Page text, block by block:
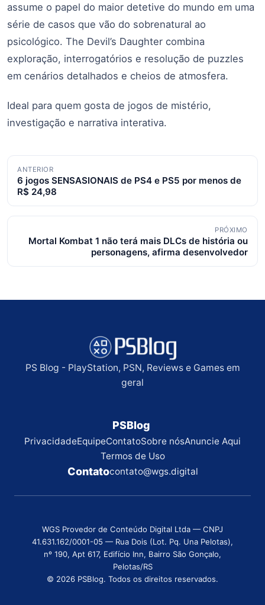
assume o papel do maior detetive do mundo em uma
série de casos que vão do sobrenatural ao
psicológico. The Devil’s Daughter combina
exploração, interrogatórios e resolução de puzzles
em cenários detalhados e cheios de atmosfera.
Ideal para quem gosta de jogos de mistério,
investigação e narrativa interativa.
Navegação
de
posts
ANTERIOR
6 jogos SENSASIONAIS de PS4 e PS5 por menos de
R$ 24,98
PRÓXIMO
Mortal Kombat 1 não terá mais DLCs de história ou
personagens, afirma desenvolvedor
PS Blog - PlayStation, PSN, Reviews e Games em
geral
PSBlog
PrivacidadeEquipeContatoSobre nósAnuncie Aqui
Termos de Uso
Contatocontato@wgs.digital
WGS Provedor de Conteúdo Digital Ltda — CNPJ
41.631.162/0001-05 — Rua Dois (Lot. Pq. Una Pelotas),
nº 190, Apt 617, Edifício Inn, Bairro São Gonçalo,
Pelotas/RS
© 2026 PSBlog. Todos os direitos reservados.